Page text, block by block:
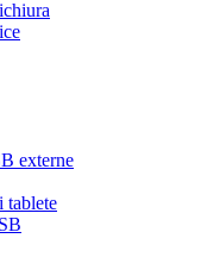
externe
tablete